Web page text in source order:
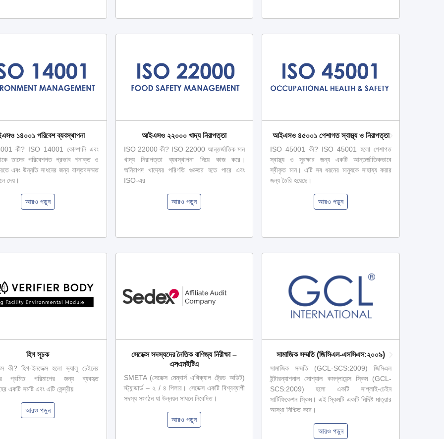
১৪০০১ পরিবেশ ব্যবস্থাপনা
কী? ISO 14001 কোম্পানি এবং
তাদের পরিবেশগত প্রভাব শনাক্ত ও
এবং উন্নতি সাধনের জন্য বাস্তবসম্মত
দেয়।
আরও পড়ুন
আইএসও ২২০০০ খাদ্য নিরাপত্তা
ISO 22000 কী? ISO 22000 আন্তর্জাতিক মান
খাদ্য নিরাপত্তা ব্যবস্থাপনা নিয়ে কাজ করে।
অনিরাপদ খাদ্যের পরিণতি গুরুতর হতে পারে এবং
ISO-এর
আরও পড়ুন
আইএসও ৪৫০০১ পেশাগত স্বাস্থ্য ও নিরাপত্তা
ISO 45001 কী? ISO 45001 হলো পেশাগত
স্বাস্থ্য ও সুরক্ষার জন্য একটি আন্তর্জাতিকভাবে
স্বীকৃত মান। এটি সব ধরনের মানুষকে সাহায্য করার
জন্য তৈরি হয়েছে।
আরও পড়ুন
হিগ সূচক
কী? হিগ-ইনডেক্স হলো ভ্যালু চেইনের
প্রমিত পরিমাপের জন্য ব্যবহৃত
একটি সমষ্টি এবং এটি কেন্দ্রীয়
আরও পড়ুন
সেডেক্স সদস্যদের নৈতিক বাণিজ্য নিরীক্ষা –
এসএমইটিএ
SMETA (সেডেক্স মেম্বার্স এথিক্যাল ট্রেড অডিট)
স্ট্যান্ডার্ড – ২ / ৪ পিলার। সেডেক্স একটি বিশ্বব্যাপী
সদস্য সংগঠন যা উন্নয়ন সাধনে নিবেদিত।
আরও পড়ুন
সামাজিক সম্মতি (জিসিএল-এসসিএস:২০০৯)
সামাজিক সম্মতি (GCL-SCS:2009) জিসিএল
ইন্টারন্যাশনাল সোশ্যাল কমপ্লায়েন্স স্কিম (GCL-
SCS:2009) হলো একটি সাপ্লাই-চেইন
সার্টিফিকেশন স্কিম। এই স্কিমটি একটি নির্দিষ্ট মাত্রার
আস্থা নিশ্চিত করে।
আরও পড়ুন